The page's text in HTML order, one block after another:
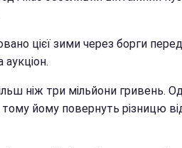
цієї зими через борги перед
ніж три мільйони гривень.
йому повернуть різницю